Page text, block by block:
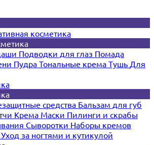
косметика
Подводки для глаз Помада
Пудра Тональные крема Тушь Для
средства Бальзам для губ
Крема Маски Пилинги и скрабы
Сыворотки Наборы кремов
Уход за ногтями и кутикулой